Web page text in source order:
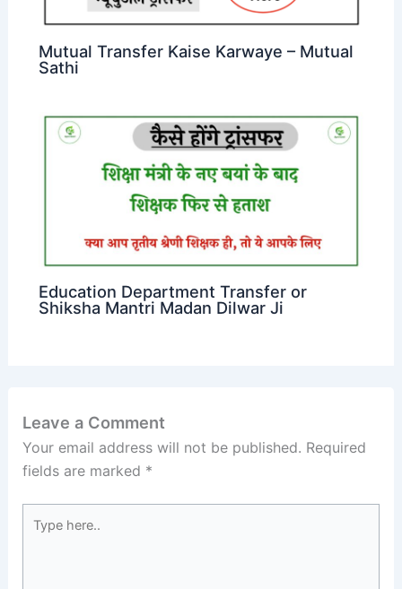
Mutual Transfer Kaise Karwaye – Mutual
Sathi
Education Department Transfer or
Shiksha Mantri Madan Dilwar Ji
Leave a Comment
Your email address will not be published. Required
fields are marked *
here..